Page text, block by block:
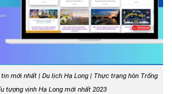
mới nhất | Du lịch Hạ Long | Thực trạng hòn Trống
tượng vịnh Hạ Long mới nhất 2023